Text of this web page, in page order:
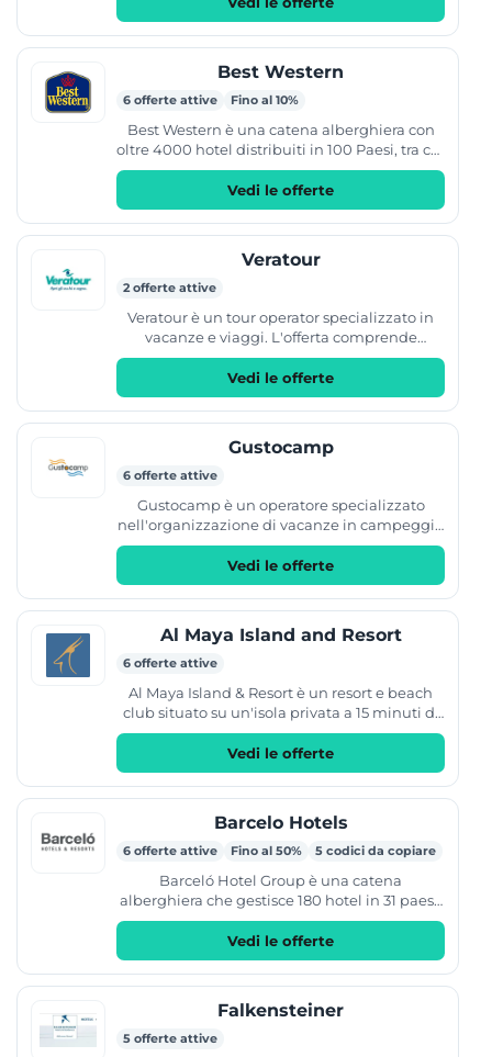
Best Western
6 offerte attive Fino al 10%
Best Western è una catena alberghiera con
oltre 4000 hotel distribuiti in 100 Paesi, tra cui
l'Italia. Il sito permette di prenotare soggiorni
per...
Vedi le offerte
Veratour
2 offerte attive
Veratour è un tour operator specializzato in
vacanze e viaggi. L'offerta comprende
soggiorni presso i villaggi Veraclub, resort e
hotel in diverse...
Vedi le offerte
Gustocamp
6 offerte attive
Gustocamp è un operatore specializzato
nell'organizzazione di vacanze in campeggio
di lusso in Italia e Austria. L'offerta include
soggiorni presso...
Vedi le offerte
Al Maya Island and Resort
6 offerte attive
Al Maya Island & Resort è un resort e beach
club situato su un'isola privata a 15 minuti di
tragitto in barca da Abu Dhabi. La struttura
offre...
Vedi le offerte
Barcelo Hotels
6 offerte attive Fino al 50% 5 codici da copiare
Barceló Hotel Group è una catena
alberghiera che gestisce 180 hotel in 31 paesi.
Il gruppo comprende i brand Barceló,
Occidental, Allegro e Royal...
Vedi le offerte
Falkensteiner
5 offerte attive